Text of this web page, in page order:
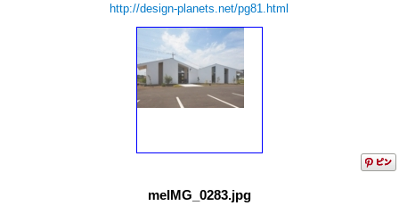
http://design-planets.net/pg81.html
meIMG_0283.jpg